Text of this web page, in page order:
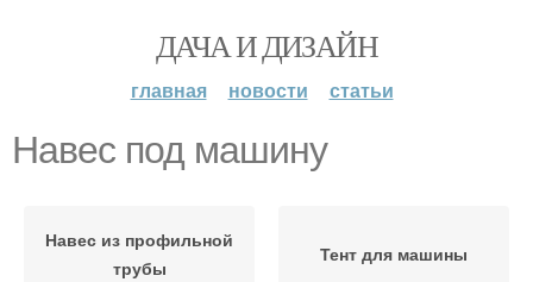
ДАЧА И ДИЗАЙН
главная новости статьи
Навес под машину
Навес из профильной
трубы
Тент для машины